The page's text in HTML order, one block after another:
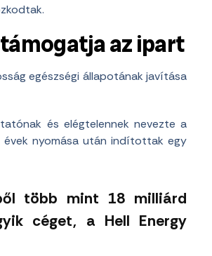
az ipart
egészségi állapotának javítása
és elégtelennek nevezte a
évek nyomása után indítottak egy
több mint 18 milliárd
céget, a Hell Energy